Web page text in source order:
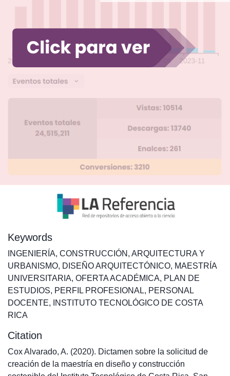
Keywords
INGENIERÍA, CONSTRUCCIÓN , ARQUITECTURA Y
URBANISMO, DISEÑO ARQUITECTÓNICO, MAESTRÍA
UNIVERSITARIA, OFERTA ACADÉMICA, PLAN DE
ESTUDIOS, PERFIL PROFESIONAL, PERSONAL
DOCENTE,
INSTITUTO TECNOLÓGICO DE COSTA
RICA
Citation
Cox Alvarado, A. (2020). Dictamen sobre la solicitud de
creación de la maestría en diseño y construcción